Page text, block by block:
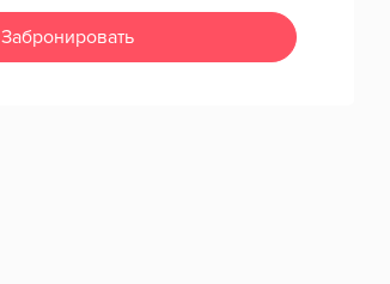
Забронировать